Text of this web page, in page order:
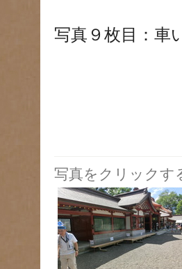
写真９枚目：車
写真をクリックす